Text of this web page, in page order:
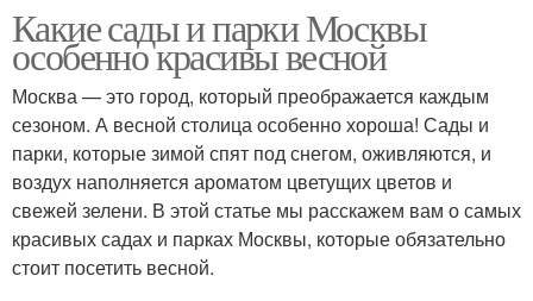
Какие сады и парки Москвы
особенно красивы весной
Москва — это город, который преображается каждым
сезоном. А весной столица особенно хороша! Сады и
парки, которые зимой спят под снегом, оживляются, и
воздух наполняется ароматом цветущих цветов и
свежей зелени. В этой статье мы расскажем вам о самых
красивых садах и парках Москвы, которые обязательно
стоит посетить весной.